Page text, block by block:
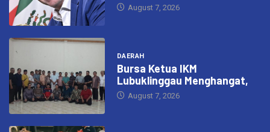
August 7, 2026
DAERAH
Bursa Ketua IKM
Lubuklinggau Menghangat,
August 7, 2026